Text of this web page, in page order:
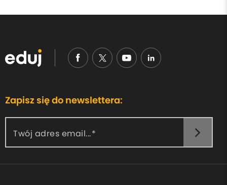
Zapisz się do newslettera:
Twój adres email...